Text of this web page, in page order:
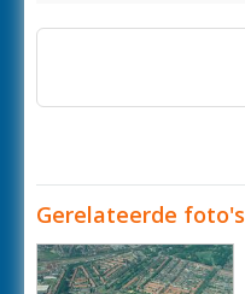
Gerelateerde foto's